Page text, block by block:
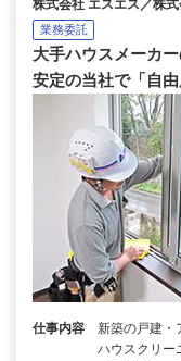
株式会社 エスエス／株
業務委託
大手ハウスメーカ
安定の当社で「自
仕事内容
新築の戸建・
ハウスクリー